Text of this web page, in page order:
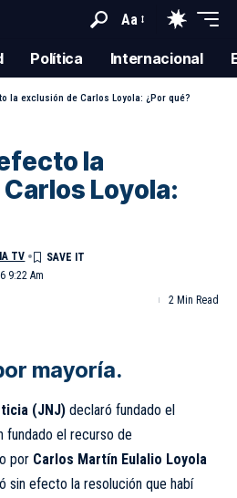
Aa
Política Internacional
la exclusión de Carlos Loyola: ¿Por qué?
la
Loyola:
9:22 Am
TV
2 Min Read
mayoría.
(JNJ) declaró fundado el
fundado el recurso de
por Carlos Martín Eulalio Loyola
sin efecto la resolución que habí